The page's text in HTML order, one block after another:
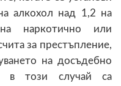
алкохол над 1,2 на
наркотично или
за престъпление,
на досъдебно
в този случай са